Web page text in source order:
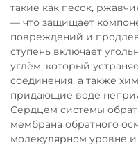
такие как песок,
— что защищает
повреждений и
ступень включает
углём, который
соединения, а также
придающие воде
Сердцем системы
мембрана обратного
молекулярном уровне